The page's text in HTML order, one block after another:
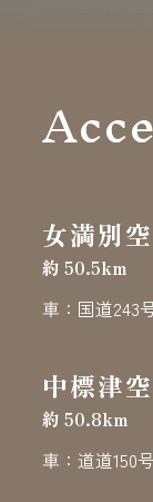
女満別
約 50.5km
車：国道243
中標津
約 50.8km
車：道道150